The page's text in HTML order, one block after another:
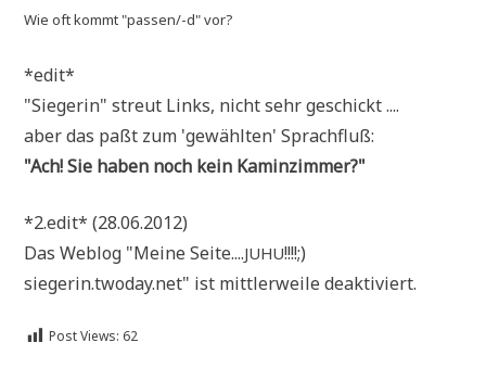
Wie oft kommt "pas­sen/-d" vor?
*edit*
"Sie­ge­rin" streut Links, nicht sehr geschickt ....
aber das paßt zum 'gewähl­ten' Sprachfluß:
"Ach! Sie haben noch kein Kaminzimmer?"
*2.edit* (28.06.2012)
Das Web­log "Mei­ne Seite....JUHU!!!!;)
siegerin.twoday.net" ist mitt­ler­wei­le deaktiviert.
Post Views: 62